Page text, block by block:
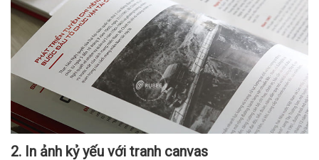
2. In ảnh kỷ yếu với tranh canvas